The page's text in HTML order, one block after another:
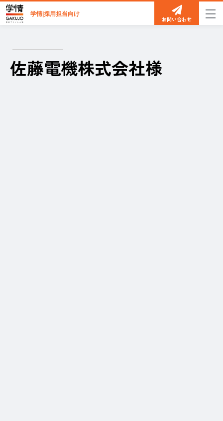
学情|採用担当向け
お問い合わせ
佐藤電機株式会社様